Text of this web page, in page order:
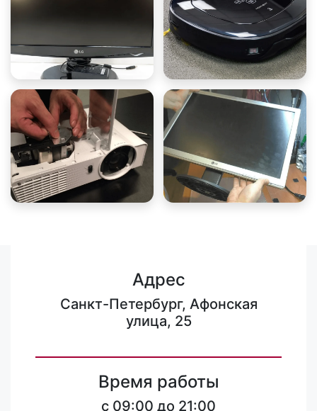
Адрес
Санкт-Петербург, Афонская
улица, 25
Время работы
c 09:00 до 21:00